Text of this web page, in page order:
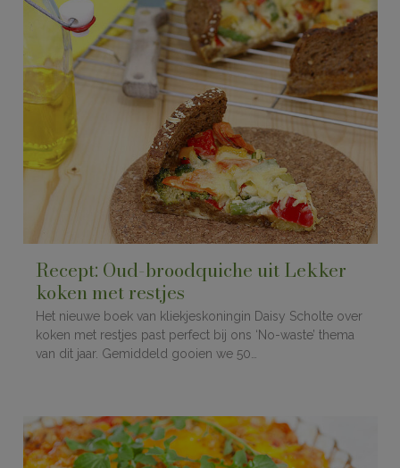
Recept: Oud-broodquiche uit Lekker
koken met restjes
Het nieuwe boek van kliekjeskoningin Daisy Scholte over
koken met restjes past perfect bij ons ‘No-waste’ thema
van dit jaar. Gemiddeld gooien we 50…